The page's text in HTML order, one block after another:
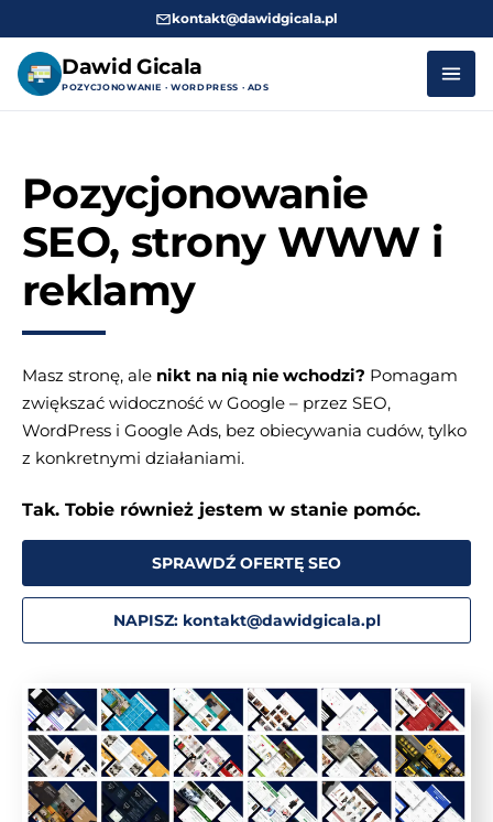
kontakt@dawidgicala.pl
Dawid Gicala
POZYCJONOWANIE · WORDPRESS · ADS
treściPozycjonowanie
SEO, strony WWW i
reklamy
Masz stronę, ale nikt na nią nie wchodzi? Pomagam
zwiększać widoczność w Google – przez SEO,
WordPress i Google Ads, bez obiecywania cudów, tylko
z konkretnymi działaniami.
Tak. Tobie również jestem w stanie pomóc.
SPRAWDŹ OFERTĘ SEO
NAPISZ: kontakt@dawidgicala.pl